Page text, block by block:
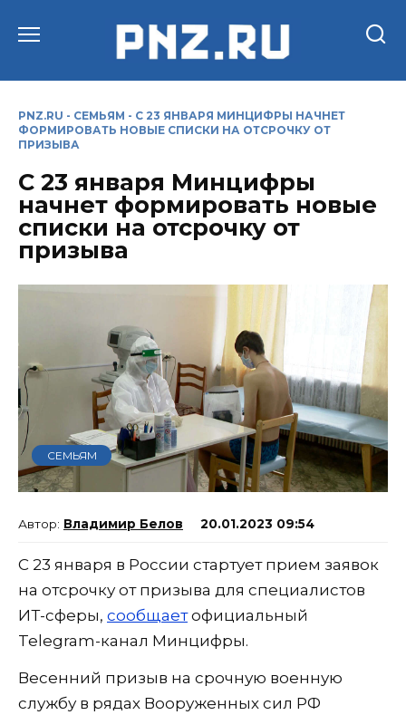
PNZ.RU - СЕМЬЯМ - С 23 ЯНВАРЯ МИНЦИФРЫ НАЧНЕТ
ФОРМИРОВАТЬ НОВЫЕ СПИСКИ НА ОТСРОЧКУ ОТ
ПРИЗЫВА
С 23 января Минцифры
начнет формировать новые
списки на отсрочку от
призыва
СЕМЬЯМ
Владимир Белов 20.01.2023 09:54
С 23 января в России стартует прием заявок
на отсрочку от призыва для специалистов
ИТ-сферы, сообщаетофициальный
Telegram-канал Минцифры.
Весенний призыв на срочную военную
службу в рядах Вооруженных сил РФ